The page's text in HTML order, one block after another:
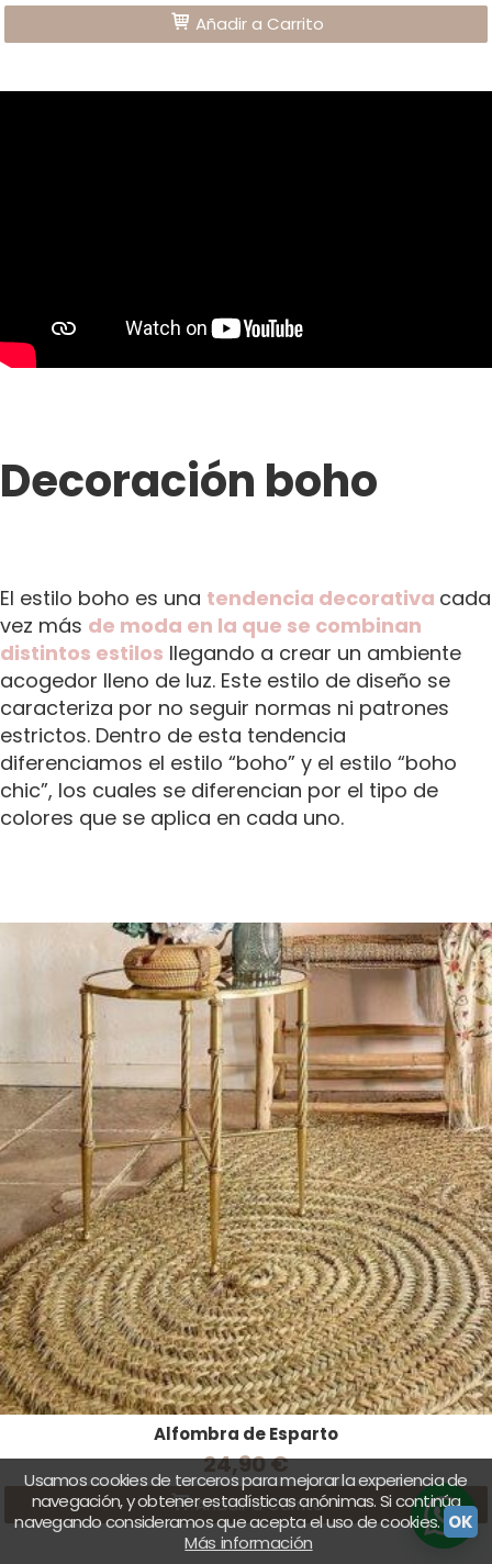
Añadir a Carrito
Decoración boho
El estilo boho es una tendencia decorativa cada
vez más de moda en la que se combinan
distintos estilos llegando a crear un ambiente
acogedor lleno de luz. Este estilo de diseño se
caracteriza por no seguir normas ni patrones
estrictos. Dentro de esta tendencia
diferenciamos el estilo “boho” y el estilo “boho
chic”, los cuales se diferencian por el tipo de
colores que se aplica en cada uno.
Alfombra de Esparto
24,90 €
Añadir a Carrito
Usamos cookies de terceros para mejorar la experiencia de
navegación, y obtener estadísticas anónimas. Si continúa
navegando consideramos que acepta el uso de cookies. OK
Más información